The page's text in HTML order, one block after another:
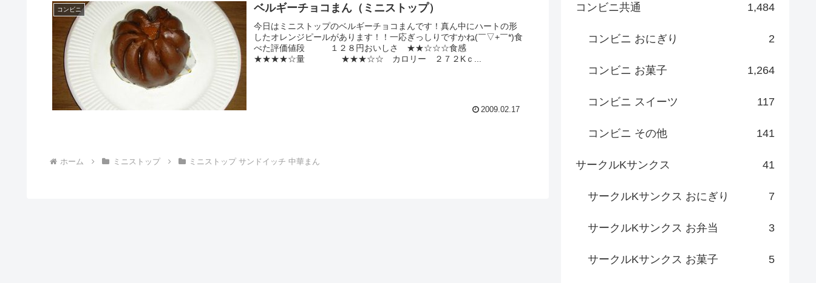
コンビニ ベルギーチョコまん（ミニストップ）
今日はミニストップのベルギーチョコまんです！真ん中にハートの形
したオレンジピールがあります！！一応ぎっしりですかね(￣▽+￣*)食
べた評価値段 １２８円おいしさ ★★☆☆☆食感
★★★★☆量 ★★★☆☆ カロリー ２７２Kｃ...
2009.02.17
ホーム ミニストップ ミニストップ サンドイッチ 中華まん
コンビニ共通 1,484
コンビニ おにぎり 2
コンビニ お菓子 1,264
コンビニ スイーツ 117
コンビニ その他 141
サークルKサンクス 41
サークルKサンクス おにぎり 7
サークルKサンクス お弁当 3
サークルKサンクス お菓子 5